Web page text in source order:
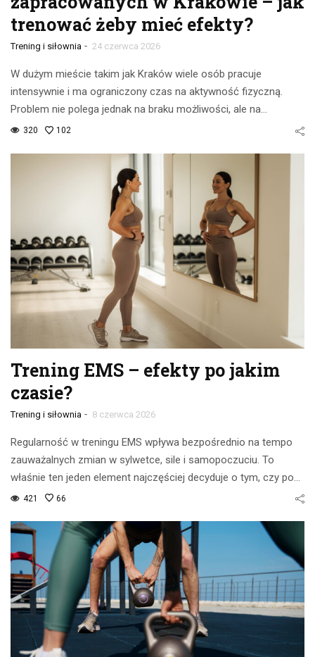
trenować żeby mieć efekty?
Trening i siłownia - 24 czerwca 2026
W dużym mieście takim jak Kraków wiele osób pracuje
intensywnie i ma ograniczony czas na aktywność fizyczną.
Problem nie polega jednak na braku możliwości, ale na…
320 102
Trening EMS – efekty po jakim
czasie?
Trening i siłownia - 8 czerwca 2026
Regularność w treningu EMS wpływa bezpośrednio na tempo
zauważalnych zmian w sylwetce, sile i samopoczuciu. To
właśnie ten jeden element najczęściej decyduje o tym, czy po…
421 66